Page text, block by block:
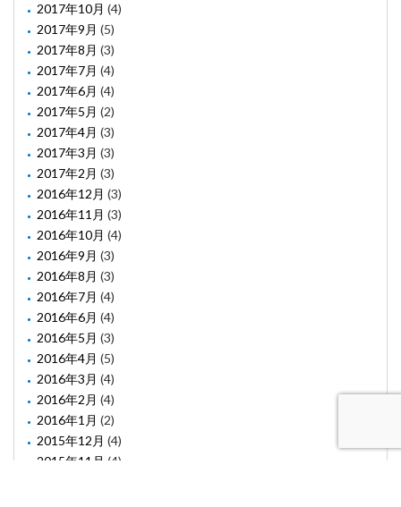
2017年10月 (4)
2017年9月 (5)
2017年8月 (3)
2017年7月 (4)
2017年6月 (4)
2017年5月 (2)
2017年4月 (3)
2017年3月 (3)
2017年2月 (3)
2016年12月 (3)
2016年11月 (3)
2016年10月 (4)
2016年9月 (3)
2016年8月 (3)
2016年7月 (4)
2016年6月 (4)
2016年5月 (3)
2016年4月 (5)
2016年3月 (4)
2016年2月 (4)
2016年1月 (2)
2015年12月 (4)
2015年11月 (4)